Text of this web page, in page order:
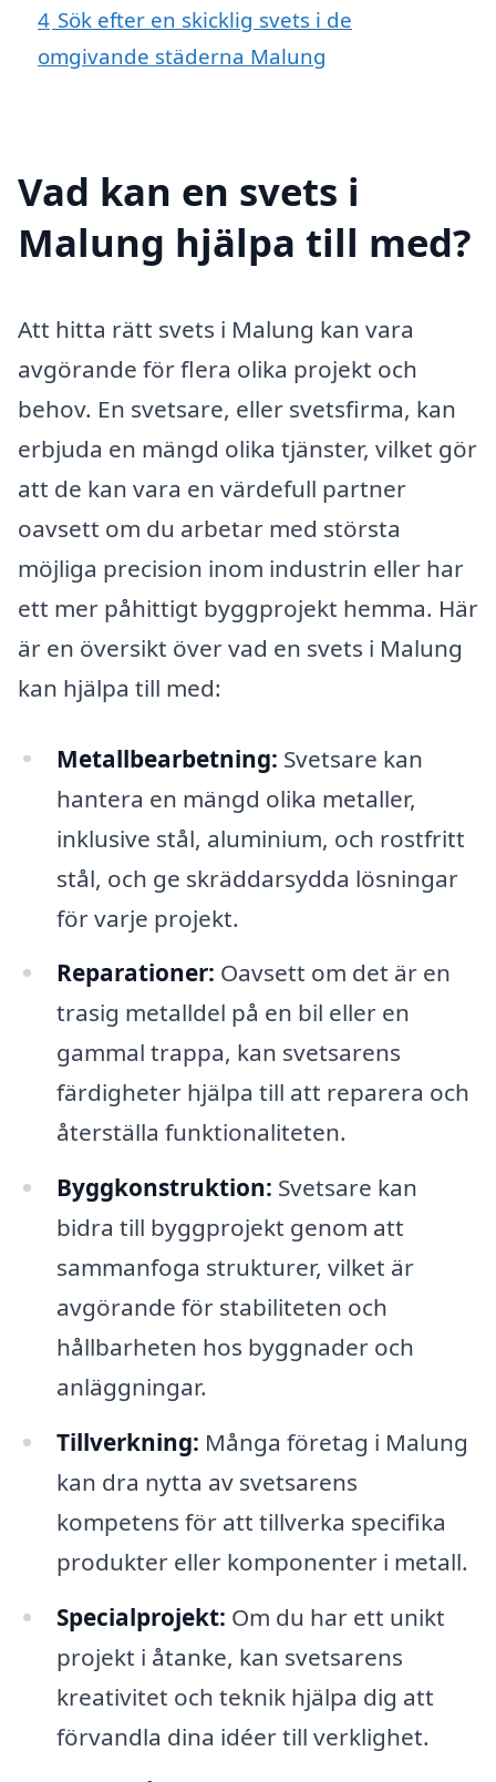
4 Sök efter en skicklig svets i de
omgivande städerna Malung
Vad kan en svets i
Malung hjälpa till med?
Att hitta rätt svets i Malung kan vara
avgörande för flera olika projekt och
behov. En svetsare, eller svetsfirma, kan
erbjuda en mängd olika tjänster, vilket gör
att de kan vara en värdefull partner
oavsett om du arbetar med största
möjliga precision inom industrin eller har
ett mer påhittigt byggprojekt hemma. Här
är en översikt över vad en svets i Malung
kan hjälpa till med:
Metallbearbetning: Svetsare kan
hantera en mängd olika metaller,
inklusive stål, aluminium, och rostfritt
stål, och ge skräddarsydda lösningar
för varje projekt.
Reparationer: Oavsett om det är en
trasig metalldel på en bil eller en
gammal trappa, kan svetsarens
färdigheter hjälpa till att reparera och
återställa funktionaliteten.
Byggkonstruktion: Svetsare kan
bidra till byggprojekt genom att
sammanfoga strukturer, vilket är
avgörande för stabiliteten och
hållbarheten hos byggnader och
anläggningar.
Tillverkning: Många företag i Malung
kan dra nytta av svetsarens
kompetens för att tillverka specifika
produkter eller komponenter i metall.
Specialprojekt: Om du har ett unikt
projekt i åtanke, kan svetsarens
kreativitet och teknik hjälpa dig att
förvandla dina idéer till verklighet.